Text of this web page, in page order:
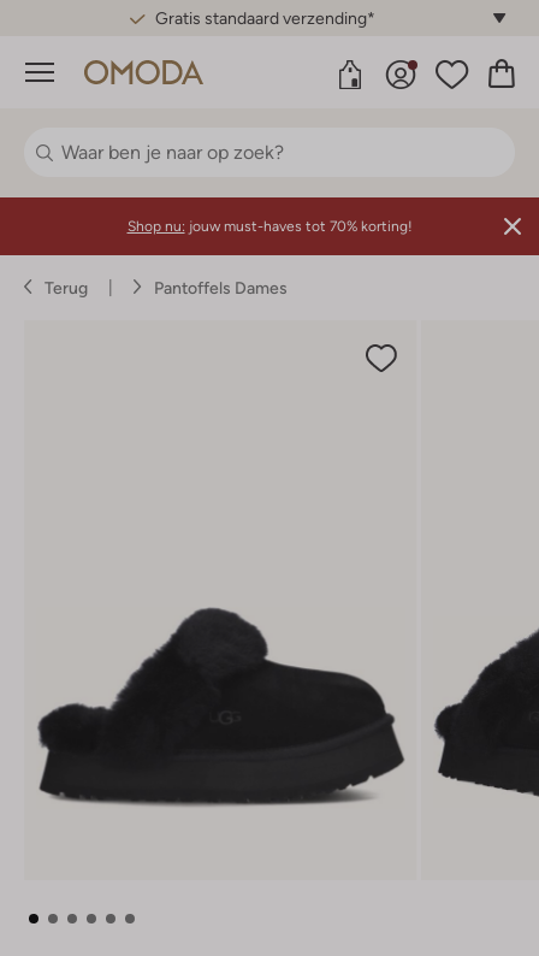
Gratis standaard verzending*
Menu
Shop nu: jouw must-haves tot 70% korting!
Terug Pantoffels Dames